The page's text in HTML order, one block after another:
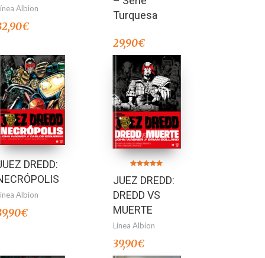
Albion
€
Turquesa
29,90€
DREDD:
Albion
€
5.00
de 5
JUEZ DREDD:
DREDD VS
MUERTE
Línea Albion
39,90€